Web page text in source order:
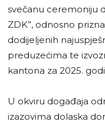
svečanu ceremoniju
ZDK”, odnosno
dodijeljenih
preduzećima te
kantona za 2025.
U okviru događaja
izazovima dolaska